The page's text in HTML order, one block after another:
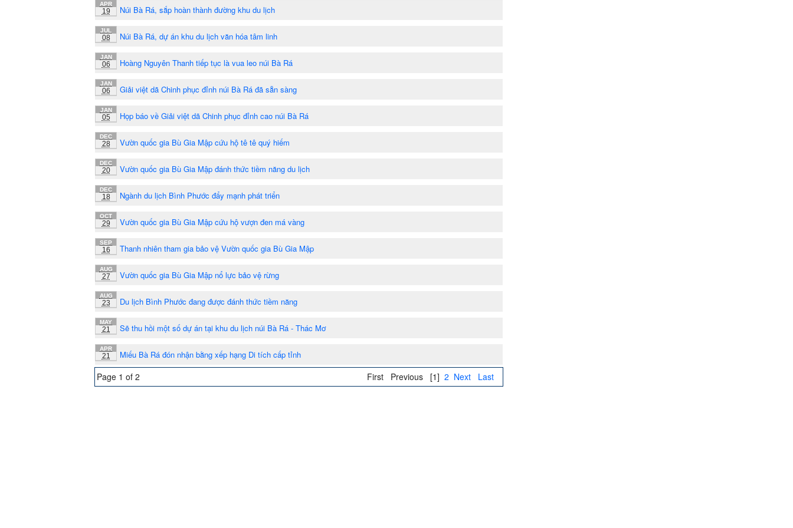
APR
19 Núi Bà Rá, sắp hoàn thành đường khu du lịch
JUL
08 Núi Bà Rá, dự án khu du lịch văn hóa tâm linh
JAN
06 Hoàng Nguyên Thanh tiếp tục là vua leo núi Bà Rá
JAN
06 Giải việt dã Chinh phục đỉnh núi Bà Rá đã sẵn sàng
JAN
05 Họp báo về Giải việt dã Chinh phục đỉnh cao núi Bà Rá
DEC
28 Vườn quốc gia Bù Gia Mập cứu hộ tê tê quý hiếm
DEC
20 Vườn quốc gia Bù Gia Mập đánh thức tiềm năng du lịch
DEC
18 Ngành du lịch Bình Phước đẩy mạnh phát triển
OCT
29 Vườn quốc gia Bù Gia Mập cứu hộ vượn đen má vàng
SEP
16 Thanh nhiên tham gia bảo vệ Vườn quốc gia Bù Gia Mập
AUG
27 Vườn quốc gia Bù Gia Mập nổ lực bảo vệ rừng
AUG
23 Du lịch Bình Phước đang được đánh thức tiềm năng
MAY
21 Sẽ thu hồi một số dự án tại khu du lịch núi Bà Rá - Thác Mơ
APR
21 Miếu Bà Rá đón nhận bằng xếp hạng Di tích cấp tỉnh
Page 1 of 2 First Previous [1] 2 Next Last